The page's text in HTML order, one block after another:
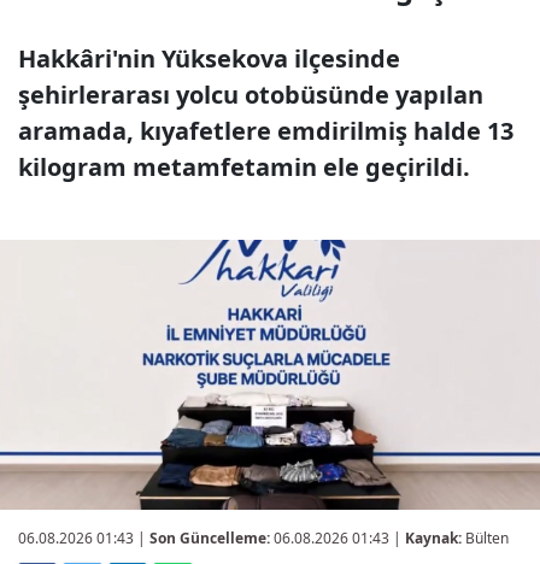
Hakkâri'nin Yüksekova ilçesinde
şehirlerarası yolcu otobüsünde yapılan
aramada, kıyafetlere emdirilmiş halde 13
kilogram metamfetamin ele geçirildi.
06.08.2026 01:43 | Son Güncelleme:06.08.2026 01:43 | Kaynak: Bülten